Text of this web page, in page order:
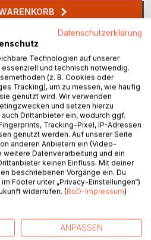
dann kann er was erzählen",
Claudius kam mir spontan in
und all die Dinge erlebte, die
werden.
Datenschutzerklärung
Technologien auf unserer
und technisch notwendig.
(z. B. Cookies oder
Tracking), um zu messen, wie häufig
genutzt wird. Wir verwenden
und setzen hierzu
Drittanbieter ein, wodurch ggf.
Tracking-Pixel, IP-Adressen
genutzt werden. Auf unserer Seite
anderen Anbietern ein (Video-
weitere Datenverarbeitung und ein
keinen Einfluss. Mit deiner
beschriebenen Vorgänge ein. Du
Footer unter „Privacy-Einstellungen“)
widerrufen. (BoD-Impressum)
ANPASSEN